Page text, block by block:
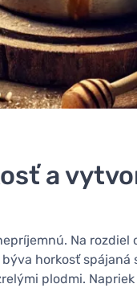
a
Na rozdiel
horkosť spájaná
plodmi.